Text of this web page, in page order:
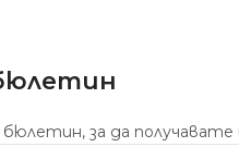
за да получавате